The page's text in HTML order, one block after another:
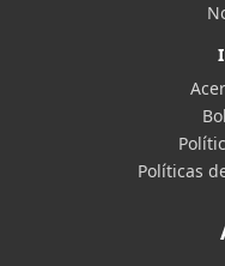
Políticas